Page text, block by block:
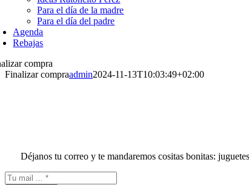
Para el día de la madre
Para el día del padre
Agenda
Rebajas
compra
Finalizar compraadmin2024-11-13T10:03:49+02:00
Déjanos tu correo y te mandaremos cositas bonitas: